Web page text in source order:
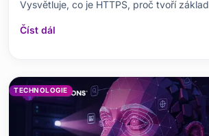
Vysvětluje, co je HTTPS, proč tvoří
mezi HTTPS a SSL a poskytuje technické
Číst dál
TECHNOLOGIE